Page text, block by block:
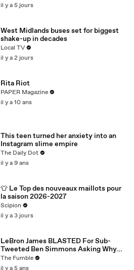
il y a 5 jours
West Midlands buses set for biggest
shake-up in decades
Local TV
il y a 2 jours
Rita Riot
PAPER Magazine
il y a 10 ans
This teen turned her anxiety into an
Instagram slime empire
The Daily Dot
il y a 9 ans
👕 Le Top des nouveaux maillots pour
la saison 2026-2027
Scipion
il y a 3 jours
LeBron James BLASTED For Sub-
Tweeted Ben Simmons Asking Why
Players Practice Moves They NEVER
Use
The Fumble